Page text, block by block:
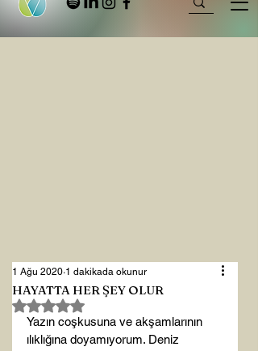
HAYATTA HER ŞEY OLUR
1 Ağu 2020 1 dakikada okunur
5 üzerinden NaN yıldız
Yazın coşkusuna ve akşamlarının
ılıklığına doyamıyorum. Deniz